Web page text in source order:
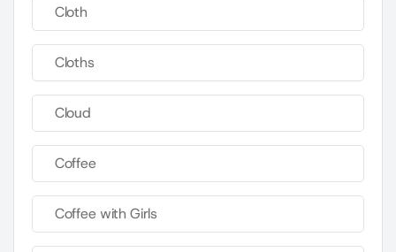
Cloth
Cloths
Cloud
Coffee
Coffee with Girls